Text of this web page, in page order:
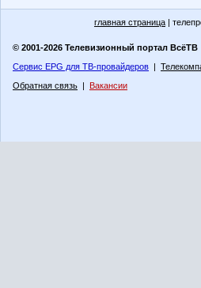
главная страница |
© 2001-2026 Телевизионный портал ВсёТВ
Сервис EPG для ТВ-провайдеров |
Обратная связь | Вакансии